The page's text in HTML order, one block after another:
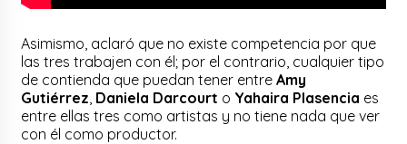
Asimismo, aclaró que no existe competencia por que
las tres trabajen con él; por el contrario, cualquier tipo
de contienda que puedan tener entreAmy
Gutiérrez Daniela Darcourt o Yahaira Plasencia es
entre ellas tres como artistas y no tiene nada que ver
con él como productor.